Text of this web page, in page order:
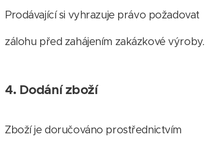
Prodávající si vyhrazuje právo požadovat
zálohu před zahájením zakázkové výroby.
4. Dodání zboží
Zboží je doručováno prostřednictvím